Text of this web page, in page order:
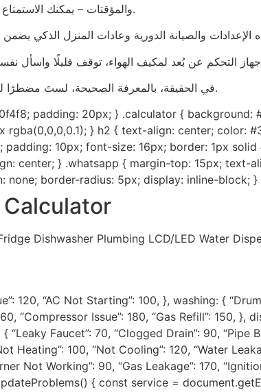
والمؤقتات – يمكنك الاستمتاع براحة وبرودة مريحة مع الحفاظ على فواتير الكهرباء تحت السيطرة.
التحكم عن بُعد لمكيف الهواء، توقف قليلًا واسأل
في الحقيقة، بالمعرفة الصحيحة، لستَ مضطرًا للاختيار. يمكنك الحصول على كليهما – منزل بارد وفاتورة كهرباء أقل.
padding: 20px; } .calculator { background:
} h2 { text-align: center; color:
10px; font-size: 16px; border: 1px
center; } .whatsapp { margin-top: 15px; text-
border-radius: 5px; display: inline-block; }
Dishwasher Plumbing LCD/LED Water
120, “AC Not Starting”: 100, }, washing: {
“Compressor Issue”: 180, “Gas Refill”: 150, },
“Leaky Faucet”: 70, “Clogged Drain”: 90, “Pipe
Heating”: 100, “Not Cooling”: 120, “Water
Not Working”: 90, “Gas Leakage”: 170,
{ const service =